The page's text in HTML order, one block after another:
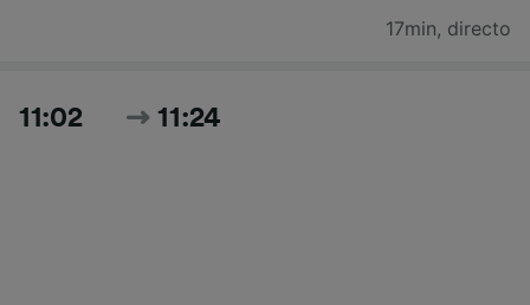
17min, directo
11:02 11:24